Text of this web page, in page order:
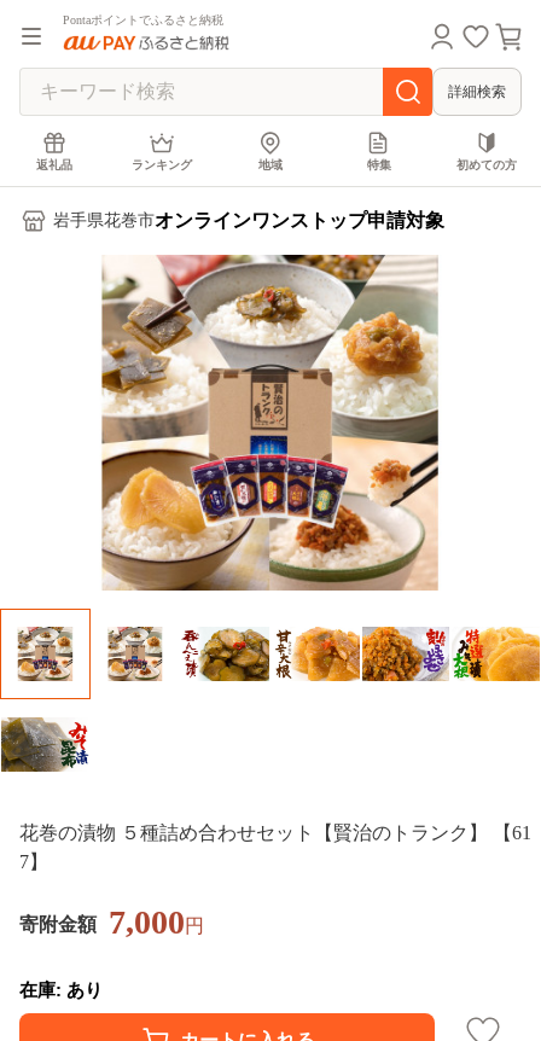
Pontaポイントでふるさと納税
詳細検索
返礼品 ランキング 地域 特集 初めての方
岩手県花巻市オンラインワンストップ申請対象
花巻の漬物 ５種詰め合わせセット【賢治のトランク】 【61
7】
寄附金額 7,000円
在庫: あり